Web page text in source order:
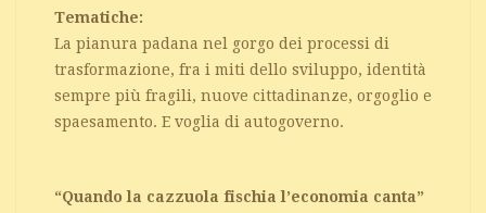
Tematiche:
La pianura padana nel gorgo dei processi di
trasformazione, fra i miti dello sviluppo, identità
sempre più fragili, nuove cittadinanze, orgoglio e
spaesamento. E voglia di autogoverno.
“Quando la cazzuola fischia l’economia canta”